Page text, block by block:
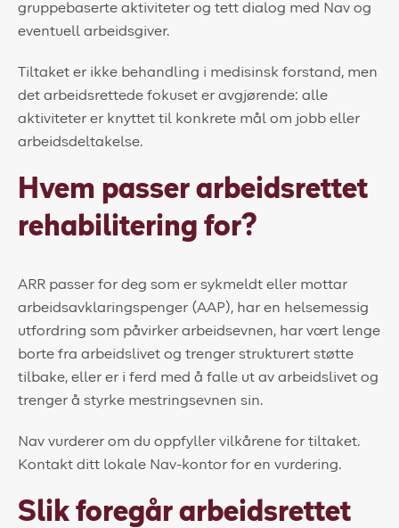
gruppebaserte aktiviteter og tett dialog med Nav og
eventuell arbeidsgiver.
Tiltaket er ikke behandling i medisinsk forstand, men
det arbeidsrettede fokuset er avgjørende: alle
aktiviteter er knyttet til konkrete mål om jobb eller
arbeidsdeltakelse.
Hvem passer arbeidsrettet
rehabilitering for?
ARR passer for deg som er sykmeldt eller mottar
arbeidsavklaringspenger (AAP), har en helsemessig
utfordring som påvirker arbeidsevnen, har vært lenge
borte fra arbeidslivet og trenger strukturert støtte
tilbake, eller er i ferd med å falle ut av arbeidslivet og
trenger å styrke mestringsevnen sin.
Nav vurderer om du oppfyller vilkårene for tiltaket.
Kontakt ditt lokale Nav-kontor for en vurdering.
Slik foregår arbeidsrettet